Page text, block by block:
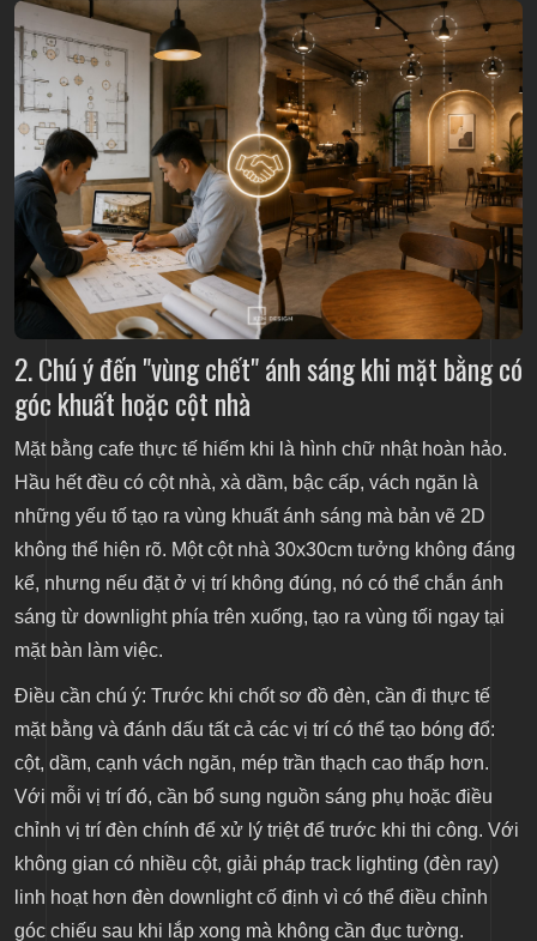
2. Chú ý đến "vùng chết" ánh sáng khi mặt bằng có
góc khuất hoặc cột nhà
Mặt bằng cafe thực tế hiếm khi là hình chữ nhật hoàn hảo.
Hầu hết đều có cột nhà, xà dầm, bậc cấp, vách ngăn là
những yếu tố tạo ra vùng khuất ánh sáng mà bản vẽ 2D
không thể hiện rõ. Một cột nhà 30x30cm tưởng không đáng
kể, nhưng nếu đặt ở vị trí không đúng, nó có thể chắn ánh
sáng từ downlight phía trên xuống, tạo ra vùng tối ngay tại
mặt bàn làm việc.
Điều cần chú ý: Trước khi chốt sơ đồ đèn, cần đi thực tế
mặt bằng và đánh dấu tất cả các vị trí có thể tạo bóng đổ:
cột, dầm, cạnh vách ngăn, mép trần thạch cao thấp hơn.
Với mỗi vị trí đó, cần bổ sung nguồn sáng phụ hoặc điều
chỉnh vị trí đèn chính để xử lý triệt để trước khi thi công. Với
không gian có nhiều cột, giải pháp track lighting (đèn ray)
linh hoạt hơn đèn downlight cố định vì có thể điều chỉnh
góc chiếu sau khi lắp xong mà không cần đục tường.